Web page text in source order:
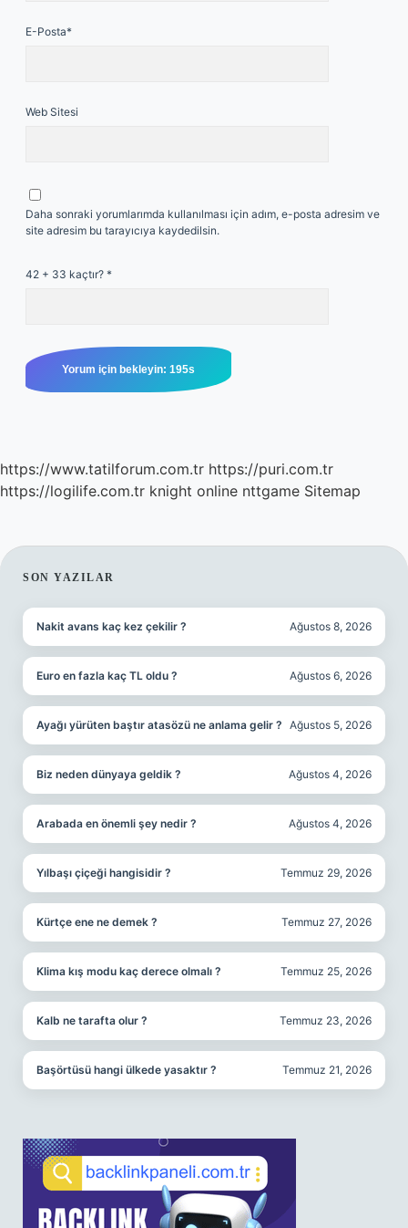
E-Posta*
Web Sitesi
Daha sonraki yorumlarımda kullanılması için adım, e-posta adresim ve
site adresim bu tarayıcıya kaydedilsin.
42 + 33 kaçtır? *
https://www.tatilforum.com.tr https://puri.com.tr
https://logilife.com.tr knight online nttgame Sitemap
SIDEBAR
SON YAZILAR
Nakit avans kaç kez çekilir ? Ağustos 8, 2026
Euro en fazla kaç TL oldu ? Ağustos 6, 2026
Ayağı yürüten baştır atasözü ne anlama gelir ? Ağustos 5, 2026
Biz neden dünyaya geldik ? Ağustos 4, 2026
Arabada en önemli şey nedir ? Ağustos 4, 2026
Yılbaşı çiçeği hangisidir ? Temmuz 29, 2026
Kürtçe ene ne demek ? Temmuz 27, 2026
Klima kış modu kaç derece olmalı ? Temmuz 25, 2026
Kalb ne tarafta olur ? Temmuz 23, 2026
Başörtüsü hangi ülkede yasaktır ? Temmuz 21, 2026